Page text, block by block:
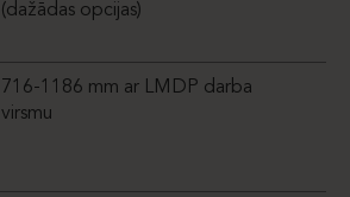
(dažādas opcijas)
716-1186 mm ar LMDP darba
virsmu